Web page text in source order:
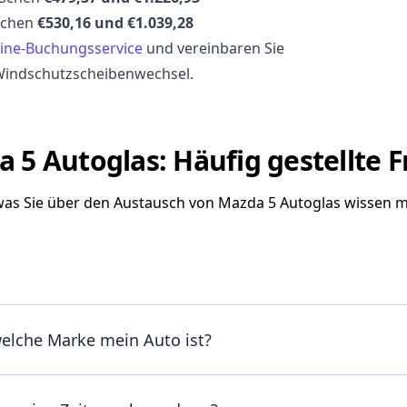
€530,16 und €1.039,28
Buchungsservice und vereinbaren Sie
5 Autoglas: Häufig gestellte
Sie über den Austausch von Mazda 5 Autoglas wissen
Marke mein Auto ist?